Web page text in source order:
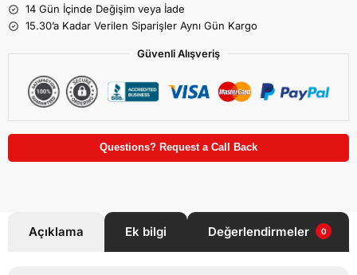
14 Gün İçinde Değişim veya İade
15.30’a Kadar Verilen Siparişler Aynı Gün Kargo
Güvenli Alışveriş
Questions? Request a Call Back
Açıklama Ek bilgi Değerlendirmeler 0